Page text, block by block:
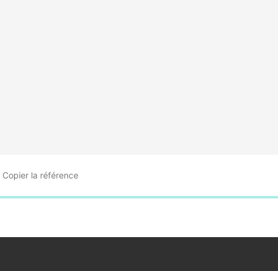
Copier la référence